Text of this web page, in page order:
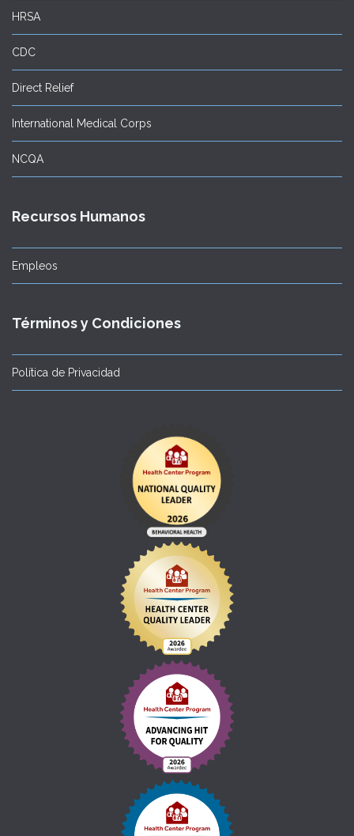
HRSA
CDC
Direct Relief
International Medical Corps
NCQA
Recursos Humanos
Empleos
Términos y Condiciones
Política de Privacidad